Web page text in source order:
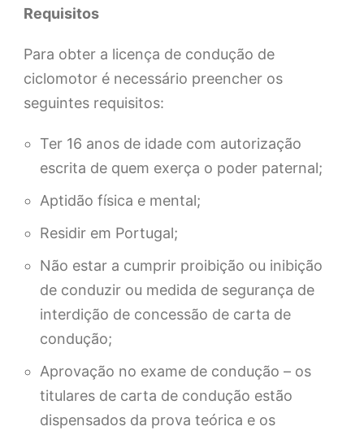
Requisitos
Para obter a licença de condução de
ciclomotor é necessário preencher os
seguintes requisitos:
Ter 16 anos de idade com autorização
escrita de quem exerça o poder paternal;
Aptidão física e mental;
Residir em Portugal;
Não estar a cumprir proibição ou inibição
de conduzir ou medida de segurança de
interdição de concessão de carta de
condução;
Aprovação no exame de condução – os
titulares de carta de condução estão
dispensados da prova teórica e os